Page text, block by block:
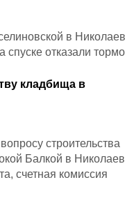
в
отказали
кладбища в
строительства
Балкой в
счетная комиссия